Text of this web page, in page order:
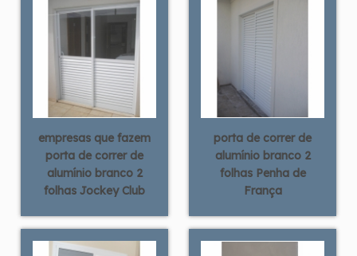
empresas que fazem
porta de correr de
alumínio branco 2
folhas Jockey Club
porta de correr de
alumínio branco 2
folhas Penha de
França